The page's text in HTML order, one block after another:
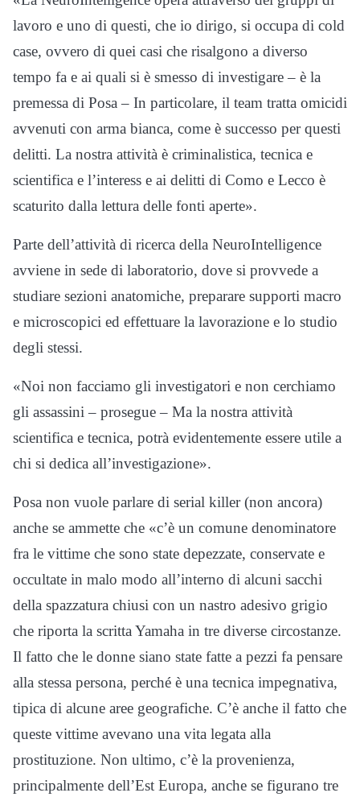
lavoro e uno di questi, che io dirigo, si occupa di cold
case, ovvero di quei casi che risalgono a diverso
tempo fa e ai quali si è smesso di investigare – è la
premessa di Posa – In particolare, il team tratta omicidi
avvenuti con arma bianca, come è successo per questi
delitti. La nostra attività è criminalistica, tecnica e
scientifica e l’interess e ai delitti di Como e Lecco è
scaturito dalla lettura delle fonti aperte».
Parte dell’attività di ricerca della NeuroIntelligence
avviene in sede di laboratorio, dove si provvede a
studiare sezioni anatomiche, preparare supporti macro
e microscopici ed effettuare la lavorazione e lo studio
degli stessi.
«Noi non facciamo gli investigatori e non cerchiamo
gli assassini – prosegue – Ma la nostra attività
scientifica e tecnica, potrà evidentemente essere utile a
chi si dedica all’investigazione».
Posa non vuole parlare di serial killer (non ancora)
anche se ammette che «c’è un comune denominatore
fra le vittime che sono state depezzate, conservate e
occultate in malo modo all’interno di alcuni sacchi
della spazzatura chiusi con un nastro adesivo grigio
che riporta la scritta Yamaha in tre diverse circostanze.
Il fatto che le donne siano state fatte a pezzi fa pensare
alla stessa persona, perché è una tecnica impegnativa,
tipica di alcune aree geografiche. C’è anche il fatto che
queste vittime avevano una vita legata alla
prostituzione. Non ultimo, c’è la provenienza,
principalmente dell’Est Europa, anche se figurano tre